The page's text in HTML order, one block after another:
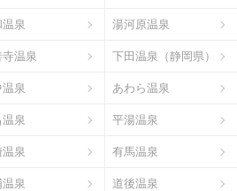
泉 湯河原温泉
温泉 下田温泉（静岡県）
泉 あわら温泉
泉 平湯温泉
泉 有馬温泉
泉 道後温泉